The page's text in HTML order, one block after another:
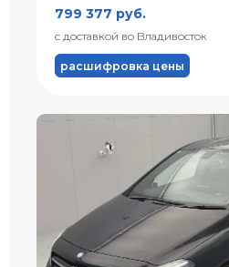
799 377 руб.
с доставкой во Владивосток
расшифровка цены